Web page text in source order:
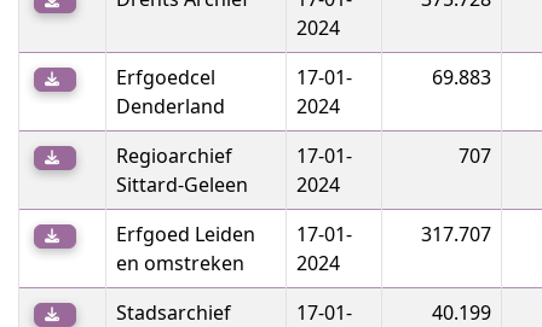
2024
Erfgoedcel
Denderland
17-01-
2024
69.883
Regioarchief
Sittard-Geleen
17-01-
2024
707
Erfgoed Leiden
en omstreken
17-01-
2024
317.707
Stadsarchief
17-01-
40.199